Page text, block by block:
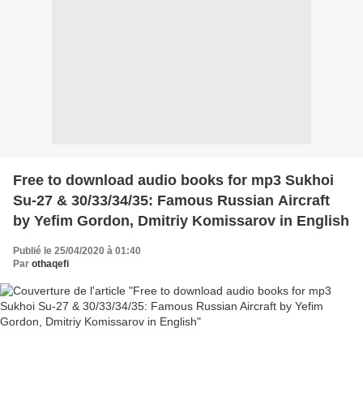
Free to download audio books for mp3 Sukhoi
Su-27 & 30/33/34/35: Famous Russian Aircraft
by Yefim Gordon, Dmitriy Komissarov in English
Publié le 25/04/2020 à 01:40
Par othaqefi